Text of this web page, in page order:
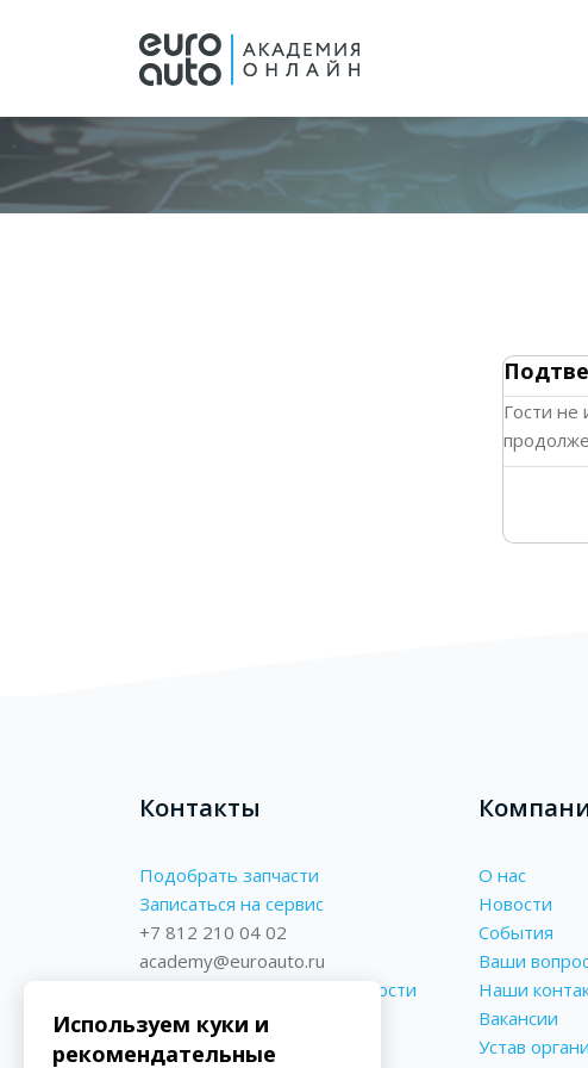
Гости не
Контакты
Подобрать запчасти
Записаться на сервис
+7 812 210 04 02
academy@euroauto.ru
Политика конфиденциальности
Реквизиты
Форма обратной связи
О нас
Новости
События
Ваши
Наши
Вакансии
Устав
Используем куки и
рекомендательные